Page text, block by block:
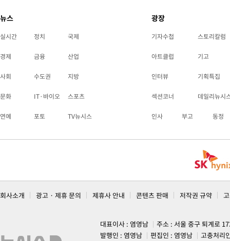
뉴스
실시간 정치 국제
경제 금융 산업
사회 수도권 지방
문화 IT·바이오 스포츠
연예 포토 TV뉴시스
광장
기자수첩 스토리칼럼
아트클럽 기고
인터뷰 기획특집
섹션코너 데일리뉴시
인사 부고 동정
회사소개 광고 · 제휴 문의 제휴사 안내 콘텐츠 판매 저작권 규약
대표이사 : 염영남
주소 : 서울 중구 퇴계로
발행인 : 염영남
편집인 : 염영남
고충처리